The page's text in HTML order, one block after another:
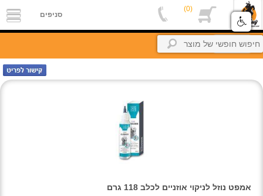
סניפים
אודות
אלפון
(0)
סניפים
חזרה
אמפט נוזל לניקוי אוזניים לכלב 118 גרם